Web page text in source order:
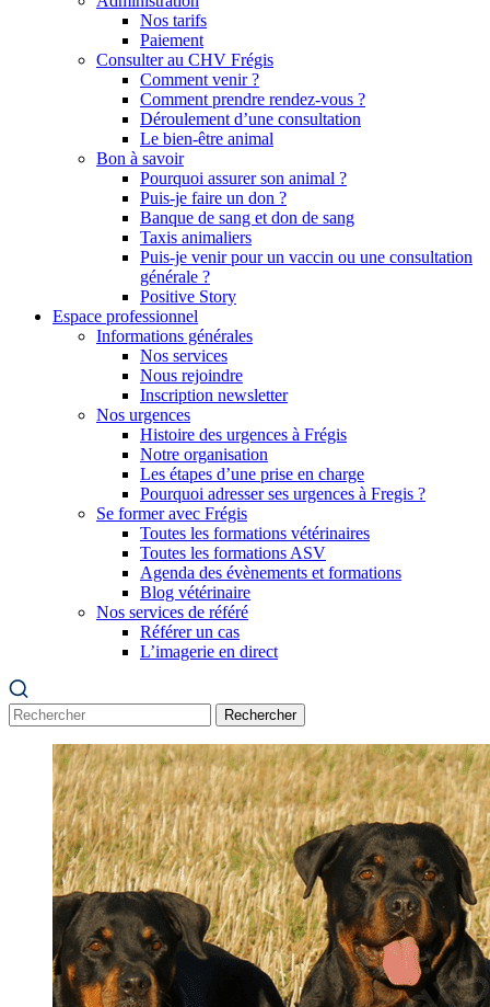
Nos tarifs
Paiement
Consulter au CHV Frégis
Comment venir ?
Comment prendre rendez-vous ?
Déroulement d’une consultation
Le bien-être animal
Bon à savoir
Pourquoi assurer son animal ?
Puis-je faire un don ?
Banque de sang et don de sang
Taxis animaliers
Puis-je venir pour un vaccin ou une consultation
générale ?
Positive Story
Espace professionnel
Informations générales
Nos services
Nous rejoindre
Inscription newsletter
Nos urgences
Histoire des urgences à Frégis
Notre organisation
Les étapes d’une prise en charge
Pourquoi adresser ses urgences à Fregis ?
Se former avec Frégis
Toutes les formations vétérinaires
Toutes les formations ASV
Agenda des évènements et formations
Blog vétérinaire
Nos services de référé
Référer un cas
L’imagerie en direct
Rechercher